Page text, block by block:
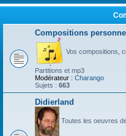
Compositions
Vos compositions,
Partitions et mp3
Modérateur : Charango
Sujets : 663
Didierland
Toutes les oeuvres